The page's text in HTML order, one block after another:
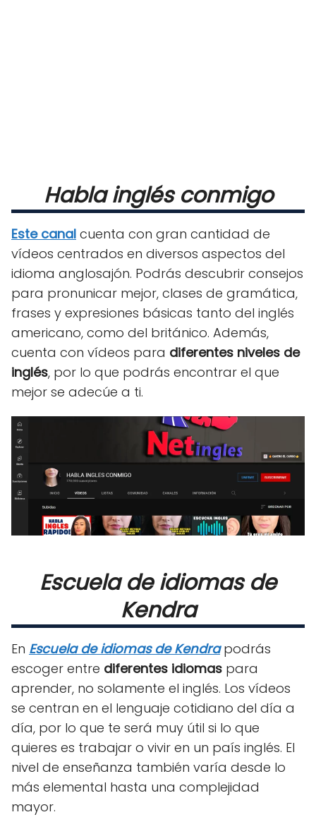
Habla inglés conmigo
Este canal cuenta con gran cantidad de
vídeos centrados en diversos aspectos del
idioma anglosajón. Podrás descubrir consejos
para pronunicar mejor, clases de gramática,
frases y expresiones básicas tanto del inglés
americano, como del británico. Además,
cuenta con vídeos para diferentes niveles de
inglés, por lo que podrás encontrar el que
mejor se adecúe a ti.
Escuela de idiomas de
Kendra
En Escuela de idiomas de Kendrapodrás
escoger entre diferentes idiomas para
aprender, no solamente el inglés. Los vídeos
se centran en el lenguaje cotidiano del día a
día, por lo que te será muy útil si lo que
quieres es trabajar o vivir en un país inglés. El
nivel de enseñanza también varía desde lo
más elemental hasta una complejidad
mayor.